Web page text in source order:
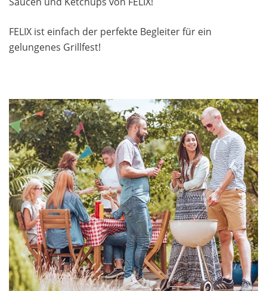
FELIX ist einfach der perfekte Begleiter für ein
gelungenes Grillfest!